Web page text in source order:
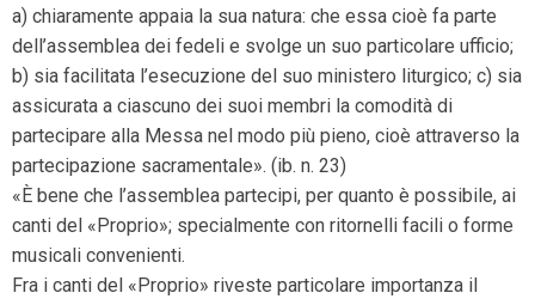
a) chiaramente appaia la sua natura: che essa cioè fa parte
dell’assemblea dei fedeli e svolge un suo particolare ufficio;
b) sia facilitata l’esecuzione del suo ministero liturgico; c) sia
assicurata a ciascuno dei suoi membri la comodità di
partecipare alla Messa nel modo più pieno, cioè attraverso la
partecipazione sacramentale». (ib. n. 23)
«È bene che l’assemblea partecipi, per quanto è possibile, ai
canti del «Proprio»; specialmente con ritornelli facili o forme
musicali convenienti.
Fra i canti del «Proprio» riveste particolare importanza il